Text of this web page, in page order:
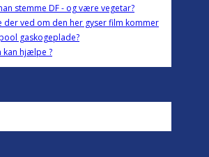
stemme DF - og være vegetar?
der ved om den her gyser film kommer
gaskogeplade?
kan hjælpe ?